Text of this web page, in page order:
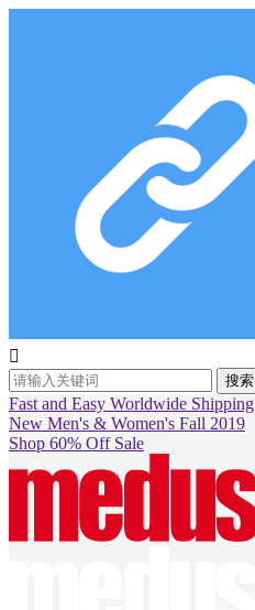

搜索
Fast and Easy Worldwide Shipping
New Men's & Women's Fall 2019
Shop 60% Off Sale